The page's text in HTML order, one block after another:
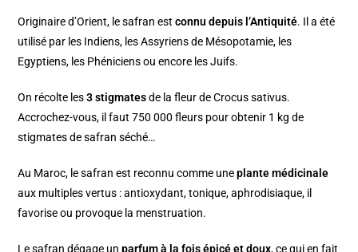
Originaire d’Orient, le safran estconnu depuis l’Antiquité. Il a été
utilisé par les Indiens, les Assyriens de Mésopotamie, les
Egyptiens, les Phéniciens ou encore les Juifs.
On récolte les3 stigmatesde la fleur de Crocus sativus.
Accrochez-vous, il faut 750 000 fleurs pour obtenir 1 kg de
stigmates de safran séché…
Au Maroc, le safran est reconnu comme uneplante médicinale
aux multiples vertus : antioxydant, tonique, aphrodisiaque, il
favorise ou provoque la menstruation.
Le safran dégage un parfum à la fois épicé et doux, ce qui en fait